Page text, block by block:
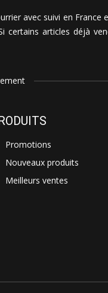
avec suivi en
articles déjà
Promotions
Nouveaux produits
Meilleurs ventes